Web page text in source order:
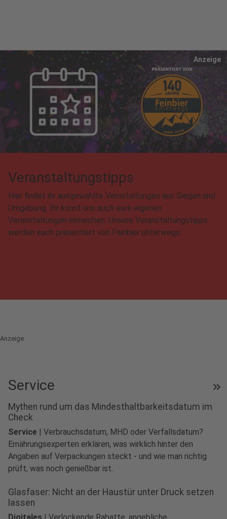
Anzeige
Veranstaltungstipps
Hier findet ihr ausgewählte Vernstaltungen aus Siegen und
Umgebung. Ihr könnt uns auch eure eigenen
Veranstaltungen einreichen. Unsere Veranstaltungstipps
werden euch präsentiert von Feinbier unterwegs.
Anzeige
Service keyboard_double_arrow_right
Mythen rund um das Mindesthaltbarkeitsdatum im
Check
Service | Verbrauchsdatum, MHD oder Verfallsdatum?
Ernährungsexperten erklären, was wirklich hinter den
Angaben auf Verpackungen steckt - und wie man richtig
prüft, was noch genießbar ist.
Glasfaser: Nicht an der Haustür unter Druck setzen
lassen
Digitales | Verlockende Rabatte, angebliche